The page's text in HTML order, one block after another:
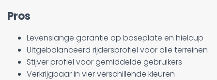
Pros
Levenslange garantie op baseplate en hielcup
Uitgebalanceerd rijdersprofiel voor alle terreinen
Stijver profiel voor gemiddelde gebruikers
Verkrijgbaar in vier verschillende kleuren